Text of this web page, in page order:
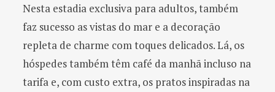
Nesta estadia exclusiva para adultos, também
faz sucesso as vistas do mar e a decoração
repleta de charme com toques delicados. Lá, os
hóspedes também têm café da manhã incluso na
tarifa e, com custo extra, os pratos inspiradas na